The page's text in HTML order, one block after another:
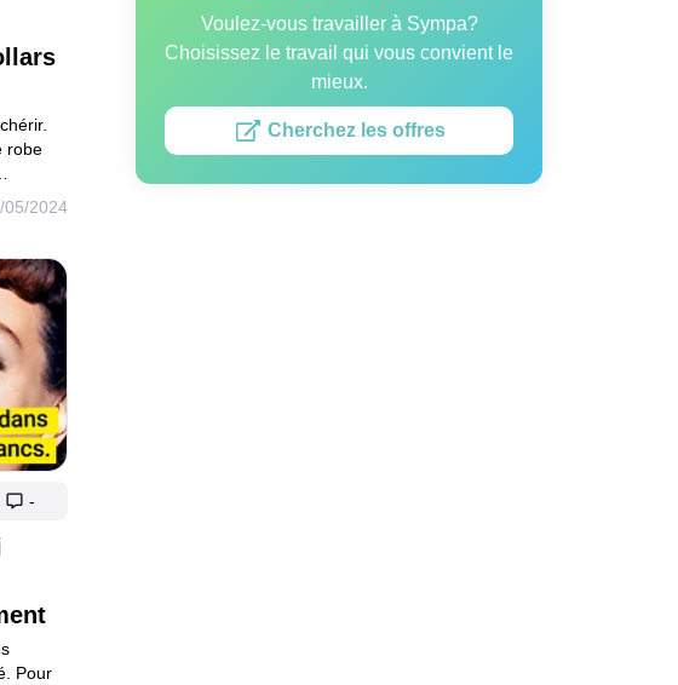
05/2024
robe
les
Pour
-
Voulez-vous travailler à Sympa?
Choisissez le travail qui vous convient le
mieux.
Cherchez les offres